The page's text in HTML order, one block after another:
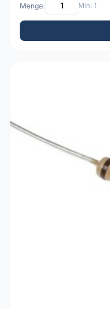
Menge: Min: 1